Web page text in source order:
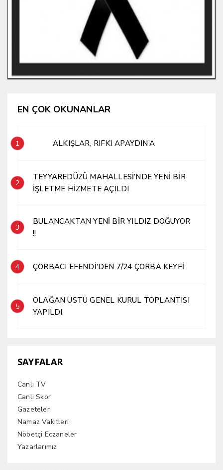
EN ÇOK OKUNANLAR
1 ALKIŞLAR, RIFKI APAYDIN’A
2
TEYYAREDÜZÜ MAHALLESİ’NDE YENİ BİR
İŞLETME HİZMETE AÇILDI
3
BULANCAKTAN YENİ BİR YILDIZ DOĞUYOR
!!
4 ÇORBACI EFENDİ’DEN 7/24 ÇORBA KEYFİ
5
OLAĞAN ÜSTÜ GENEL KURUL TOPLANTISI
YAPILDI.
SAYFALAR
Canlı TV
Canlı Skor
Gazeteler
Namaz Vakitleri
Nöbetçi Eczaneler
Yazarlarımız